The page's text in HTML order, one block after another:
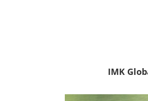
IMK